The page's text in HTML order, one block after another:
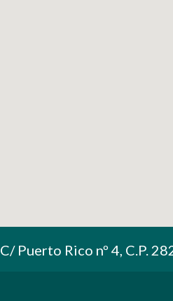
C/ Puerto Rico nº 4, C.P.